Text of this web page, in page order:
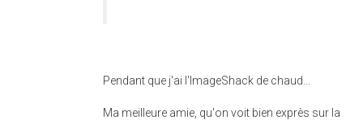
Pendant que j'ai l'ImageShack de chaud...
Ma meilleure amie, qu'on voit bien exprès sur la